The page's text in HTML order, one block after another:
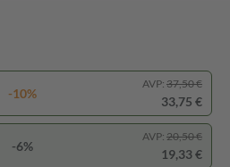
-10%
AVP: 37,50 €
33,75 €
-6%
AVP: 20,50 €
19,33 €